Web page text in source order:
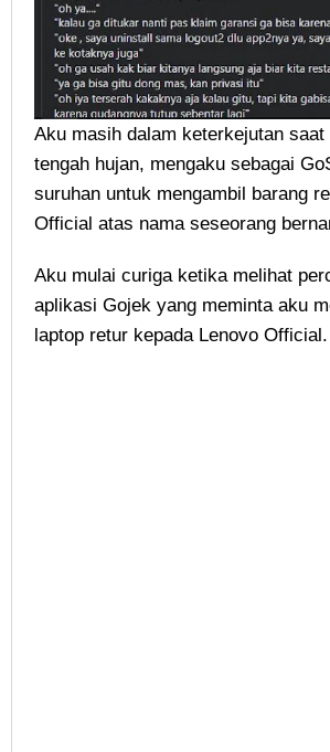
Aku masih dalam keterkejutan saat
tengah hujan, mengaku sebagai
suruhan untuk mengambil barang
Official atas nama seseorang
Aku mulai curiga ketika melihat
aplikasi Gojek yang meminta aku
laptop retur kepada Lenovo Official.